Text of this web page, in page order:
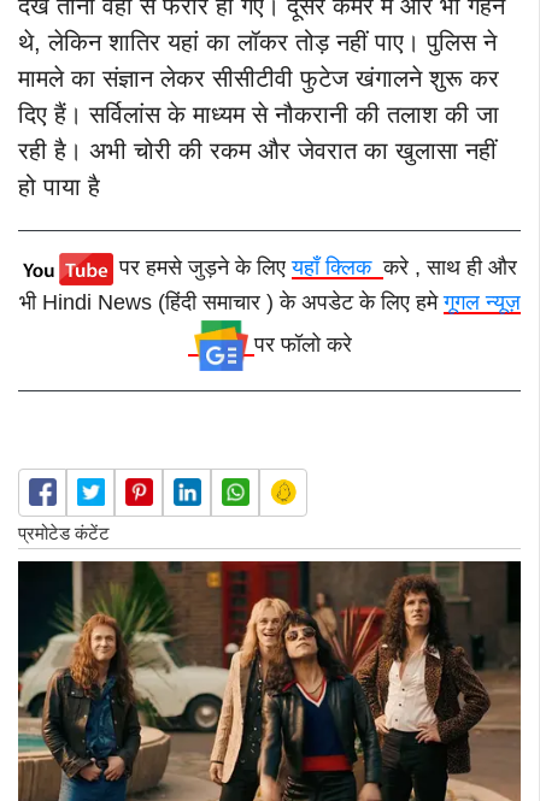
देख तीनों वहां से फरार हो गए। दूसरे कमरे में और भी गहने
थे, लेकिन शातिर यहां का लॉकर तोड़ नहीं पाए।पुलिस ने
मामले का संज्ञान लेकर सीसीटीवी फुटेज खंगालने शुरू कर
दिए हैं। सर्विलांस के माध्यम से नौकरानी की तलाश की जा
रही है। अभी चोरी की रकम और जेवरात का खुलासा नहीं
हो पाया है
पर हमसे जुड़ने के लिएयहाँ क्लिककरे , साथ ही और
भी Hindi News (हिंदी समाचार ) के अपडेट के लिए हमेगूगल न्यूज़
पर फॉलो करे